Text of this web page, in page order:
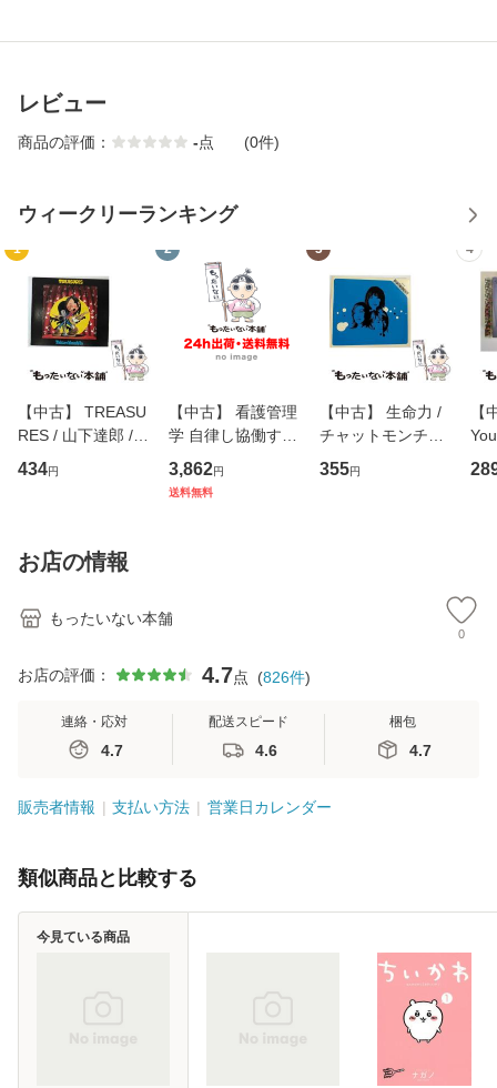
レビュー
商品の評価： -点 (0件)
ウィークリーランキング
1
【中古】 TREASU
RES / 山下達郎 /
イーストウエス
ト・ジャパン [CD]
434円
2
【中古】 看護管理
学 自律し協働する
専門職の看護マネ
ジメントスキル 改
3,862円
送料無料
3
【中古】 生命力 /
チャットモンチー /
キューンレコード
[CD]【メール便送
355円
4
【
のが
お店の情報
もったいない本舗
0
お店の評価： 4.7点 (826件)
連絡・応対
4.7
配送スピード
4.6
梱包
4.7
販売者情報 支払い方法 営業日カレンダー
類似商品と比較する
今見ている商品